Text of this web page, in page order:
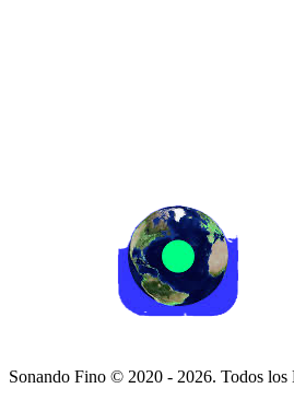
Sonando Fino © 2020 - 2026. Todos los